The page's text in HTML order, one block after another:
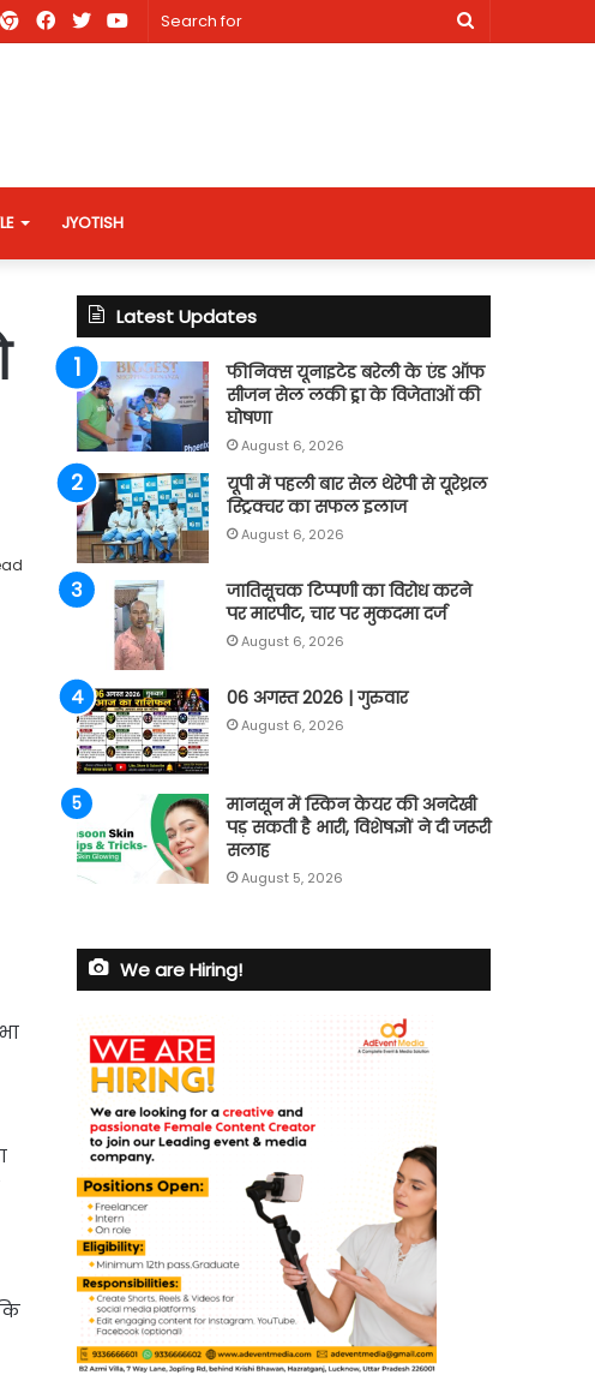
Search
Youtube
X
Facebook
AD
JYOTISH
Latest Updates
फीनिक्स यूनाइटेड बरेली के एंड ऑफ
सीजन सेल लकी ड्रा के विजेताओं की
घोषणा
August 6, 2026
यूपी में पहली बार सेल थेरेपी से यूरेथ्रल
स्ट्रिक्चर का सफल इलाज
August 6, 2026
जातिसूचक टिप्पणी का विरोध करने
पर मारपीट, चार पर मुकदमा दर्ज
August 6, 2026
06 अगस्त 2026 | गुरुवार
August 6, 2026
मानसून में स्किन केयर की अनदेखी
पड़ सकती है भारी, विशेषज्ञों ने दी जरूरी
सलाह
August 5, 2026
We are Hiring!